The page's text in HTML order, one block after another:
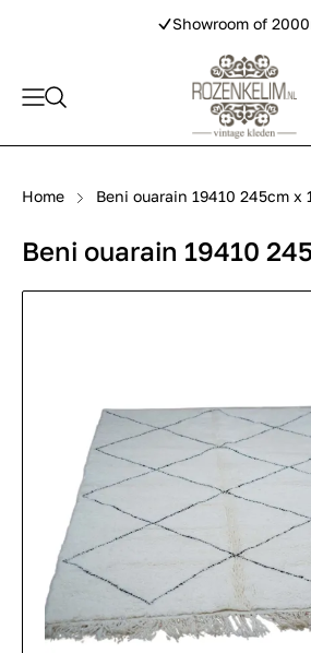
Showroom of
Home Beni ouarain 19410 245cm x
Beni ouarain 19410